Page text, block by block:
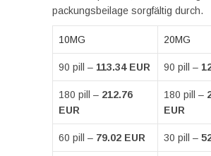
packungsbeilage sorgfältig durch.
10MG 20MG
90 pill – 113.34 EUR 90 pill –
180 pill – 212.76
EUR
180 pill –
EUR
60 pill – 79.02 EUR 30 pill –